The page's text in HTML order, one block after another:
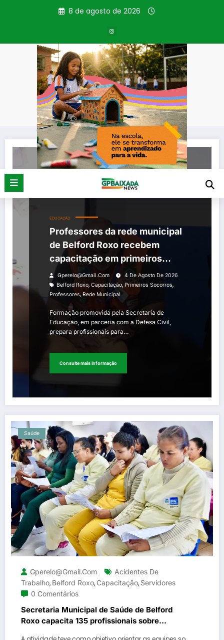
8 de agosto de 2026
Tag: Capacitação
Página inicial Capacitação
EDUCAÇÃO
Professores da rede municipal
de Belford Roxo recebem
capacitação em primeiros
socorros
Gperelo@gmail.com
4 De Agosto De 2026
Belford Roxo, Capacitação, Primeiros Socorros,
Professores, Rede Municipal
Formação promovida pela Secretaria de
Educação, em parceria com a Defesa Civil,
prepara profissionais para…
Consulte mais informação
Saúde
Gperelo@gmail.com
Acidentes De
Trabalho, Belford Roxo, Capacitação, Servidores
0 Comentários
Secretaria Municipal de Saúde de Belford
Roxo capacita 135 profissionais sobre